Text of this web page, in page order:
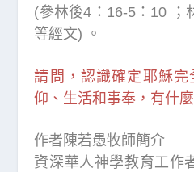
(參林後4：16-5：10 ；
等經文) 。
請問，認識確定耶穌
仰、生活和事奉，有什
作者陳若愚牧師簡介
資深華人神學教育工作